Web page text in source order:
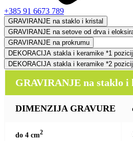
+385 91 6673 789
GRAVIRANJE na staklo i kristal
GRAVIRANJE na setove od drva i
GRAVIRANJE na prokrumu
DEKORACIJA stakla i keramike *1
DEKORACIJA stakla i keramike *2
GRAVIRANJE na staklo i
DIMENZIJA GRAVURE
do 4 cm2